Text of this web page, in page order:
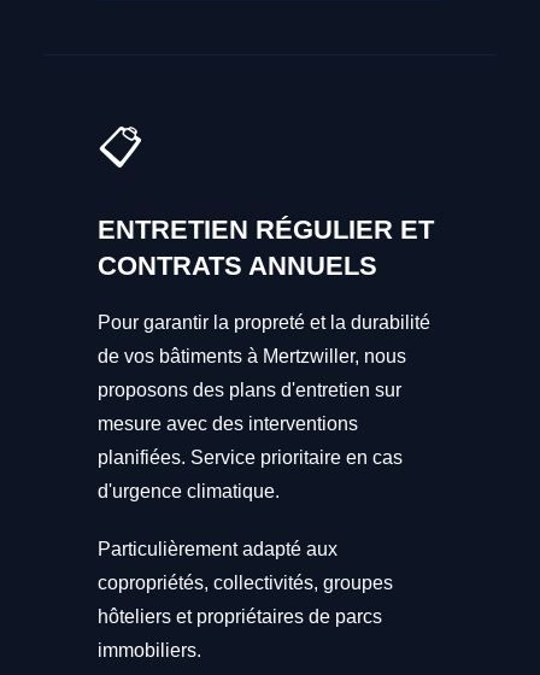
📋
ENTRETIEN RÉGULIER ET
CONTRATS ANNUELS
Pour garantir la propreté et la durabilité
de vos bâtiments à Mertzwiller, nous
proposons des plans d'entretien sur
mesure avec des interventions
planifiées. Service prioritaire en cas
d'urgence climatique.
Particulièrement adapté aux
copropriétés, collectivités, groupes
hôteliers et propriétaires de parcs
immobiliers.